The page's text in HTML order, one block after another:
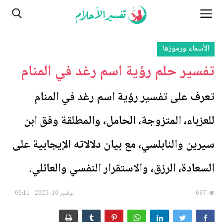
الصفحة الرئيسية
من نحن
النباتات
مسائل تتعلق بالرؤية والأحلام
اتصل بنا
الأماكن
الطبيعة وأحوالها
الأسماء ورموزها
تفسير حلم رؤية اسم رغد في المنام
تعرف على تفسير رؤية اسم رغد في المنام
للعزباء، المتزوجة، الحامل، والمطلقة وفق ابن
سيرين والنابلسي، مع بيان دلالاته الإيجابية على
السعادة، الرزق، والاستقرار النفسي والعائلي.
نوفمبر 10, 2025 - 03:11 697